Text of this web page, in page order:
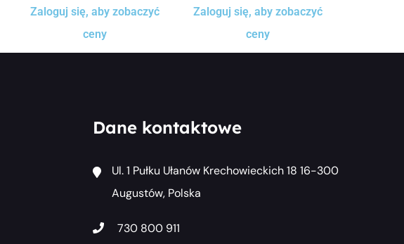
Zaloguj się, aby zobaczyć
ceny
Zaloguj się, aby zobaczyć
ceny
Dane kontaktowe
Ul. 1 Pułku Ułanów Krechowieckich 18 16-300
Augustów, Polska
730 800 911